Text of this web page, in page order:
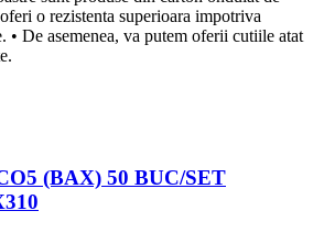
o rezistenta superioara impotriva
• De asemenea, va putem oferii cutiile atat
(BAX) 50 BUC/SET